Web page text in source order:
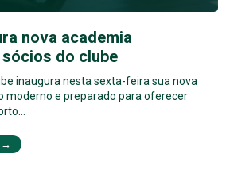
nova academia
do clube
inaugura nesta sexta-feira sua nova
moderno e preparado para oferecer
→